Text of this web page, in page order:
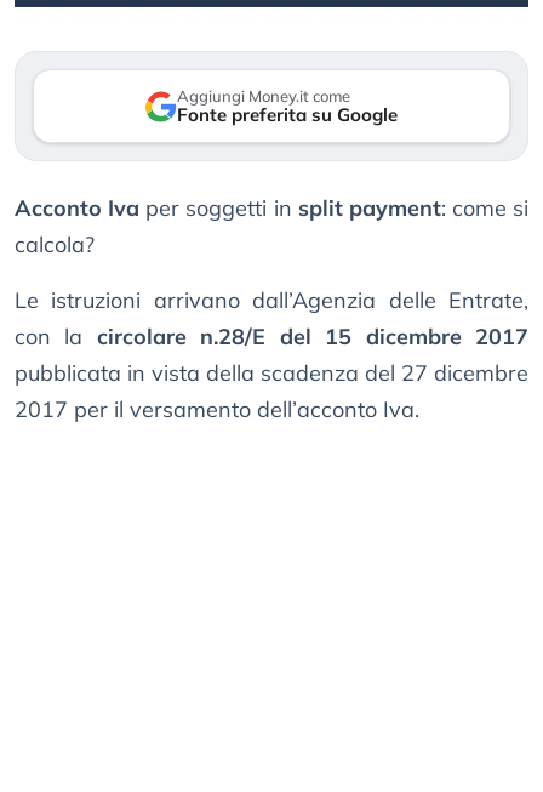
Aggiungi Money.it come
Fonte preferita su Google
Acconto Iva per soggetti in split payment: come si
calcola?
Le istruzioni arrivano dall’Agenzia delle Entrate,
con la circolare n.28/E del 15 dicembre 2017
pubblicata in vista della scadenza del 27 dicembre
2017 per il versamento dell’acconto Iva.